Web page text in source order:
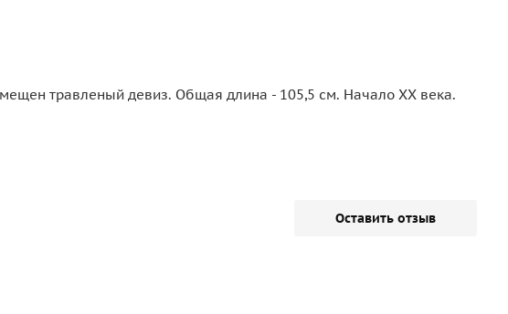
травленый девиз. Общая длина - 105,5 см. Начало ХХ века.
Оставить отзыв